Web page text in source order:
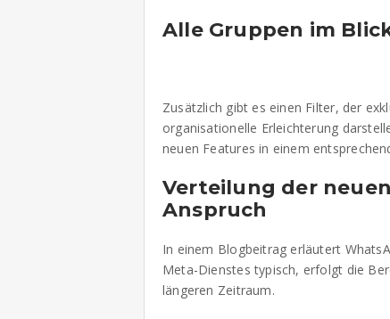
Alle Gruppen im
Zusätzlich gibt es einen Filter, der
organisationelle Erleichterung
neuen Features in einem
Verteilung der
Anspruch
In einem Blogbeitrag erläutert
Meta-Dienstes typisch, erfolgt die
längeren Zeitraum.